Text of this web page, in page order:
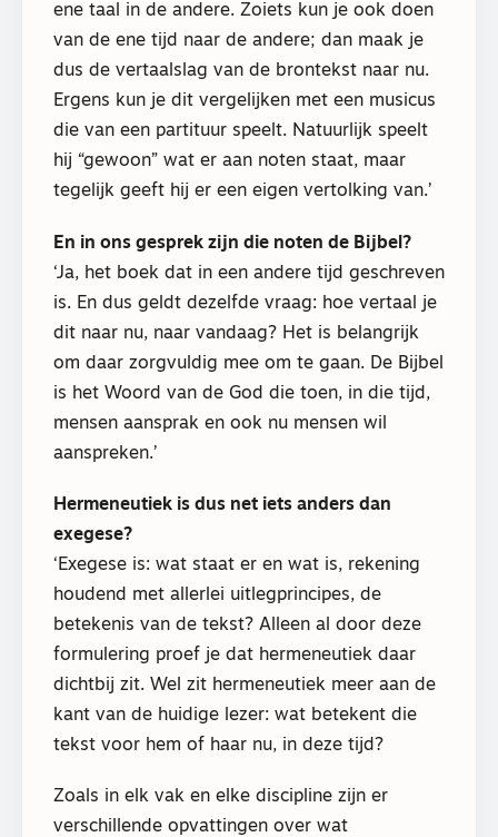
ene taal in de andere. Zoiets kun je ook doen
van de ene tijd naar de andere; dan maak je
dus de vertaalslag van de brontekst naar nu.
Ergens kun je dit vergelijken met een musicus
die van een partituur speelt. Natuurlijk speelt
hij “gewoon” wat er aan noten staat, maar
tegelijk geeft hij er een eigen vertolking van.’
En in ons gesprek zijn die noten de Bijbel?
‘Ja, het boek dat in een andere tijd geschreven
is. En dus geldt dezelfde vraag: hoe vertaal je
dit naar nu, naar vandaag? Het is belangrijk
om daar zorgvuldig mee om te gaan. De Bijbel
is het Woord van de God die toen, in die tijd,
mensen aansprak en ook nu mensen wil
aanspreken.’
Hermeneutiek is dus net iets anders dan
exegese?
‘Exegese is: wat staat er en wat is, rekening
houdend met allerlei uitlegprincipes, de
betekenis van de tekst? Alleen al door deze
formulering proef je dat hermeneutiek daar
dichtbij zit. Wel zit hermeneutiek meer aan de
kant van de huidige lezer: wat betekent die
tekst voor hem of haar nu, in deze tijd?
Zoals in elk vak en elke discipline zijn er
verschillende opvattingen over wat